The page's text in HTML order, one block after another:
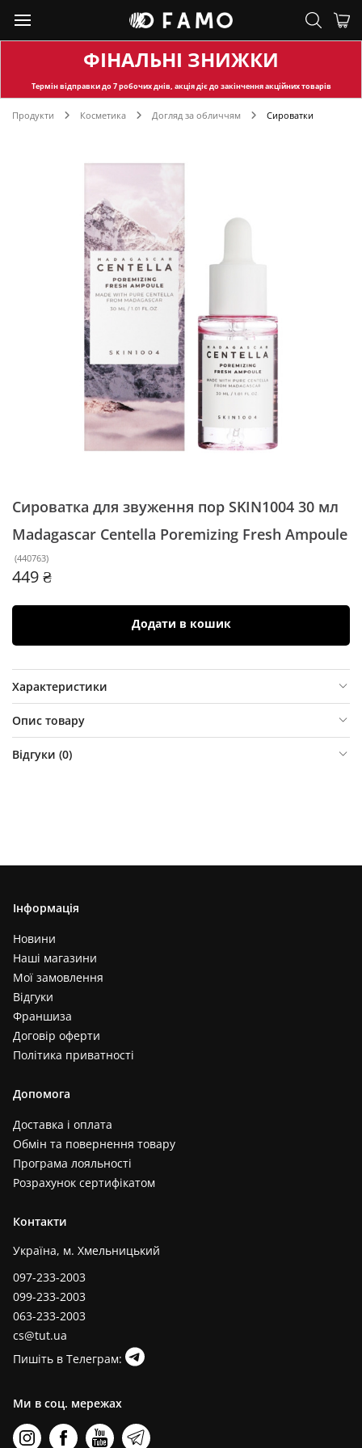
ФІНАЛЬНІ ЗНИЖКИ
Термін відправкидо 7 робочих днів, акція діє до закінчення акційних товарів
Продукти Косметика Догляд за обличчям Сироватки
Сироватка для звуження пор SKIN1004 30 мл
Madagascar Centella Poremizing Fresh Ampoule
(440763)
449 ₴
Додати в кошик
Характеристики
Опис товару
Відгуки (0)
Інформація
Новини
Наші магазини
Мої замовлення
Відгуки
Франшиза
Договір оферти
Політика приватності
Допомога
Доставка і оплата
Обмін та повернення товару
Програма лояльності
Розрахунок сертифікатом
Контакти
Україна, м. Хмельницький
097-233-2003
099-233-2003
063-233-2003
cs@tut.ua
Пишіть в Телеграм:
Ми в соц. мережах